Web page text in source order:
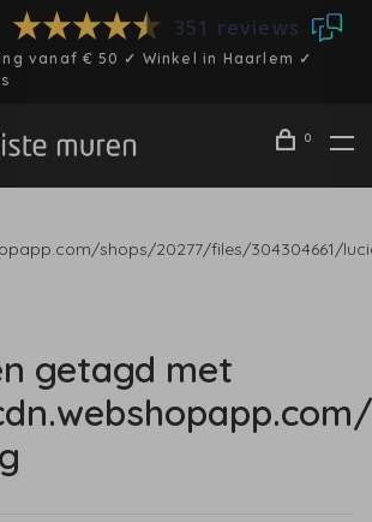
351 reviews
vanaf € 50 ✓ Winkel in Haarlem ✓
0
shops/20277/files/304304661/
getagd met